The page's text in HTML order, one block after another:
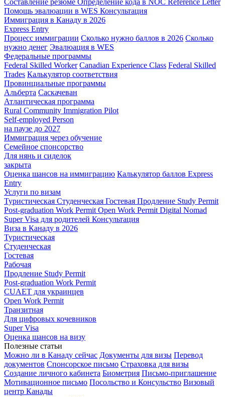
Помощь эвалюации в WES Консультация
Иммиграция в Канаду в 2026
Express Entry
Процесс иммиграции Сколько нужно баллов в 2026 Сколько
нужно денег Эвалюация в WES
Федеральные программы
Federal Skilled Worker Canadian Experience Class Federal Skilled
Trades Калькулятор соответствия
Провинциальные программы
Альберта Саскачеван
Атлантическая программа
Rural Community Immigration Pilot
Self-employed Person
на паузе до 2027
Иммиграция через обучение
Семейное спонсорство
Для нянь и сиделок
закрыта
Оценка шансов на иммиграцию Калькулятор баллов Express
Entry
Услуги по визам
Туристическая Студенческая Гостевая Продление Study Permit
Post-graduation Work Permit Open Work Permit Digital Nomad
Super Visa для родителей Консультация
Виза в Канаду в 2026
Туристическая
Студенческая
Гостевая
Рабочая
Продление Study Permit
Post-graduation Work Permit
CUAET для украинцев
Open Work Permit
Транзитная
Для цифровых кочевников
Super Visa
Оценка шансов на визу
Полезные статьи
Можно ли в Канаду сейчас Документы для визы Перевод
документов Спонсорское письмо Страховка для визы
Создание личного кабинета Биометрия Письмо-приглашение
Мотивационное письмо Посольство и Консульство Визовый
центр Канады